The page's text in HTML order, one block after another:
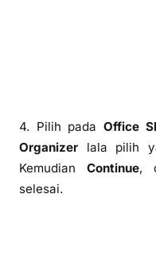
4. Pilih pada Office
Organizer lala pilih
Kemudian Continue,
selesai.